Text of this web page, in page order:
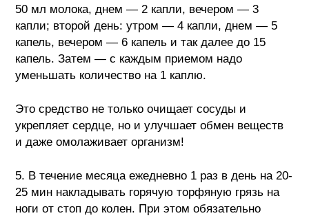
50 мл молока, днем — 2 капли, вечером — 3
капли; второй день: утром — 4 капли, днем — 5
капель, вечером — 6 капель и так далее до 15
капель. Затем — с каждым приемом надо
уменьшать количество на 1 каплю.
Это средство не только очищает сосуды и
укрепляет сердце, но и улучшает обмен веществ
и даже омолаживает организм!
5. В течение месяца ежедневно 1 раз в день на 20-
25 мин накладывать горячую торфяную грязь на
ноги от стоп до колен. При этом обязательно